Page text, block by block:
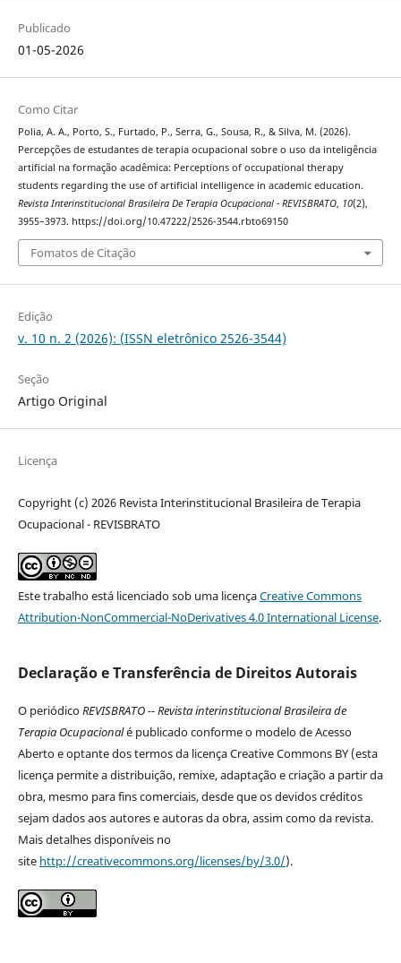
Publicado
01-05-2026
Como Citar
Polia, A. A., Porto, S., Furtado, P., Serra, G., Sousa, R., & Silva, M. (2026).
Percepções de estudantes de terapia ocupacional sobre o uso da inteligência
artificial na formação acadêmica: Perceptions of occupational therapy
students regarding the use of artificial intelligence in academic education.
Revista Interinstitucional Brasileira De Terapia Ocupacional - REVISBRATO, 10(2),
3955–3973. https://doi.org/10.47222/2526-3544.rbto69150
Fomatos de Citação
Edição
v. 10 n. 2 (2026): (ISSN eletrônico 2526-3544)
Seção
Artigo Original
Licença
Copyright (c) 2026 Revista Interinstitucional Brasileira de Terapia
Ocupacional - REVISBRATO
Este trabalho está licenciado sob uma licençaCreative Commons
Attribution-NonCommercial-NoDerivatives 4.0 International License.
Declaração e Transferência de Direitos Autorais
O periódicoREVISBRATO -- Revista interinstitucional Brasileira de
Terapia Ocupacionalé publicado conforme o modelo de Acesso
Aberto e optante dos termos da licença Creative Commons BY (esta
licença permite a distribuição, remixe, adaptação e criação a partir da
obra, mesmo para fins comerciais, desde que os devidos créditos
sejam dados aos autores e autoras da obra, assim como da revista.
Mais detalhes disponíveis no
site http://creativecommons.org/licenses/by/3.0/).